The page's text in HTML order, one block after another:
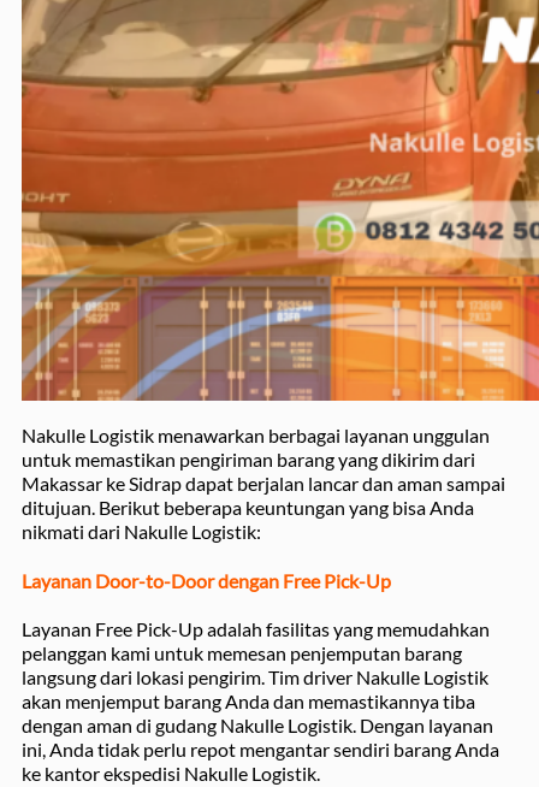
Nakulle Logistik menawarkan berbagai layanan unggulan
untuk memastikan pengiriman barang yang dikirim dari
Makassar ke Sidrap dapat berjalan lancar dan aman sampai
ditujuan. Berikut beberapa keuntungan yang bisa Anda
nikmati dari Nakulle Logistik:
Layanan Door-to-Door dengan Free Pick-Up
Layanan Free Pick-Up adalah fasilitas yang memudahkan
pelanggan kami untuk memesan penjemputan barang
langsung dari lokasi pengirim. Tim driver Nakulle Logistik
akan menjemput barang Anda dan memastikannya tiba
dengan aman di gudang Nakulle Logistik. Dengan layanan
ini, Anda tidak perlu repot mengantar sendiri barang Anda
ke kantor ekspedisi Nakulle Logistik.